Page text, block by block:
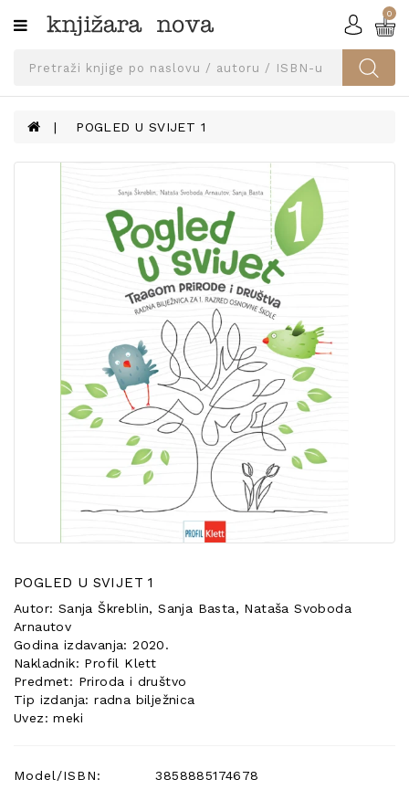
Kategorije
SVEUČILIŠNA
UDŽBENICI
KNJIGE
POSEBNA
0
POGLED U SVIJET 1
POGLED U SVIJET 1
Autor: Sanja Škreblin, Sanja Basta, Nataša Svoboda
Arnautov
Godina izdavanja: 2020.
Nakladnik: Profil Klett
Predmet: Priroda i društvo
Tip izdanja: radna bilježnica
Uvez: meki
Model/ISBN:
3858885174678